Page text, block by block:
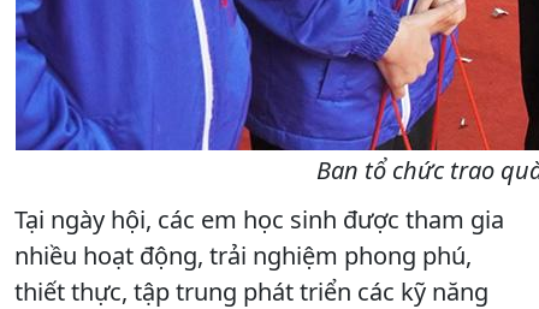
Ban tổ chức trao
Tại ngày hội, các em học sinh được tham gia
nhiều hoạt động, trải nghiệm phong phú,
thiết thực, tập trung phát triển các kỹ năng